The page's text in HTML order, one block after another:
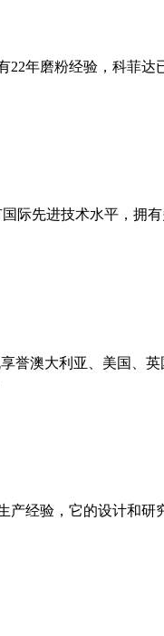
22年磨粉经验，科菲
际先进技术水平，拥
誉澳大利亚、美国、
产经验，它的设计和